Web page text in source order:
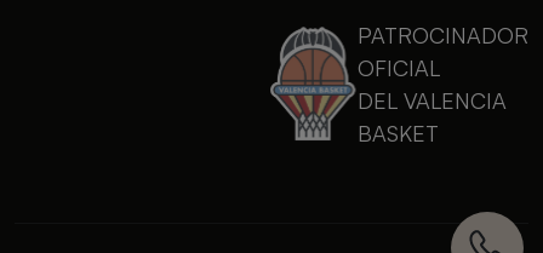
PATROCINADOR
OFICIAL
DEL VALENCIA
BASKET